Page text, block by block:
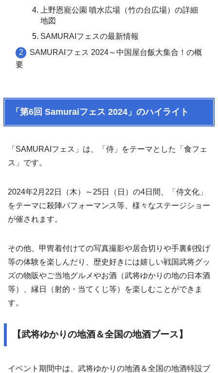
上野恩寵公園 噴水広場（竹の台広場）の詳細
地図
SAMURAIフェスの最新情報
SAMURAIフェス 2024～中国屋台飯大集合！の概
要
「第6回 Samuraiフェス 2024」のハイライト
「SAMURAIフェス」は、「侍」をテーマとした「食フェ
ス」です。
2024年2月22日（木）～25日（日）の4日間、「侍文化」
をテーマに殺陣パフォーマンス等、様々なステージショー
が催されます。
その他、甲冑着付けての写真撮影や居合切りや手裏剣投げ
等の体験を楽しんだり、歴史好きには嬉しい戦国武将グッ
ズの物販やご当地グルメやお酒（武将ゆかりの地の日本酒
等）、縁日（射的・当てくじ等）を楽しむことができま
す。
【武将ゆかりの地酒＆全国の地酒ブース】
イベント期間中は、武将ゆかりの地酒＆全国の地酒特設ブ